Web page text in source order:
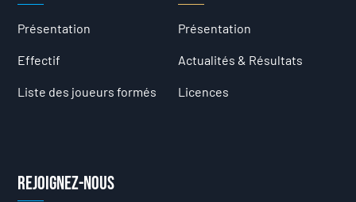
Présentation
Effectif
Liste des joueurs formés
Présentation
Actualités & Résultats
Licences
Rejoignez-nous